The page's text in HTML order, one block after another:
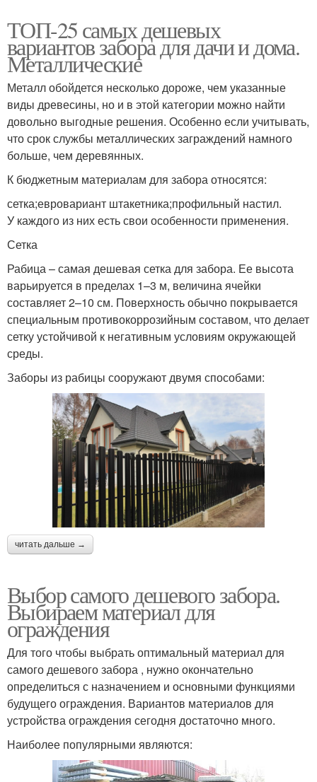
ТОП-25 самых дешевых
вариантов забора для дачи и дома.
Металлические
Металл обойдется несколько дороже, чем указанные
виды древесины, но и в этой категории можно найти
довольно выгодные решения. Особенно если учитывать,
что срок службы металлических заграждений намного
больше, чем деревянных.
К бюджетным материалам для забора относятся:
сетка;евровариант штакетника;профильный настил.
У каждого из них есть свои особенности применения.
Сетка
Рабица – самая дешевая сетка для забора. Ее высота
варьируется в пределах 1–3 м, величина ячейки
составляет 2–10 см. Поверхность обычно покрывается
специальным противокоррозийным составом, что делает
сетку устойчивой к негативным условиям окружающей
среды.
Заборы из рабицы сооружают двумя способами:
читать дальше →
Выбор самого дешевого забора.
Выбираем материал для
ограждения
Для того чтобы выбрать оптимальный материал для
самого дешевого забора , нужно окончательно
определиться с назначением и основными функциями
будущего ограждения. Вариантов материалов для
устройства ограждения сегодня достаточно много.
Наиболее популярными являются: